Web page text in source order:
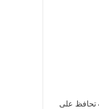
تحافظ على